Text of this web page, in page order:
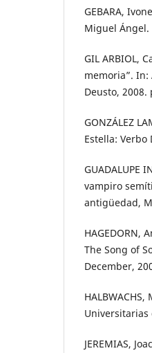
GEBARA,
Miguel Ángel.
GIL ARBIOL,
memoria”. In:
Deusto, 2008.
GONZÁLEZ
Estella: Verbo
GUADALUPE
vampiro
antigüedad,
HAGEDORN,
The Song of
December,
Universitarias
JEREMIAS,